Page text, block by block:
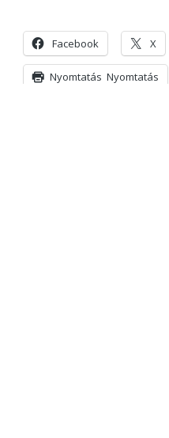
Facebook X
Nyomtatás Nyomtatás